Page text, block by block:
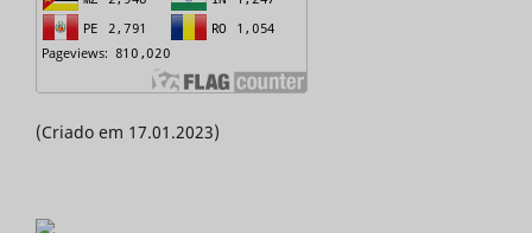
(Criado em 17.01.2023)